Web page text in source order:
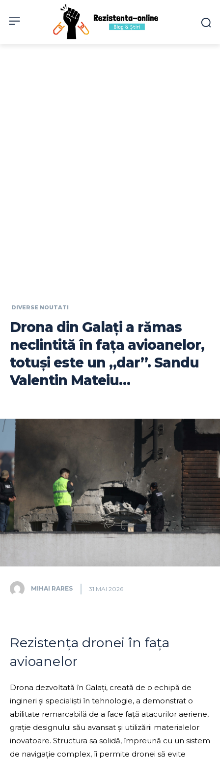
DIVERSE NOUTATI
Drona din Galați a rămas
neclintită în fața avioanelor,
totuși este un „dar”. Sandu
Valentin Mateiu…
MIHAI RARES 31 MAI 2026
Rezistența dronei în fața
avioanelor
Drona dezvoltată în Galați, creată de o echipă de
ingineri și specialiști în tehnologie, a demonstrat o
abilitate remarcabilă de a face față atacurilor aeriene,
grație designului său avansat și utilizării materialelor
inovatoare. Structura sa solidă, împreună cu un sistem
de navigație complex, îi permite dronei să evite